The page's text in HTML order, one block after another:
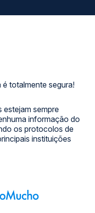
é totalmente segura!
estejam sempre
informação do
os protocolos de
instituições